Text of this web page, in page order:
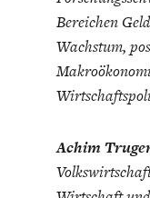
Bereichen
Wachstum,
Achim